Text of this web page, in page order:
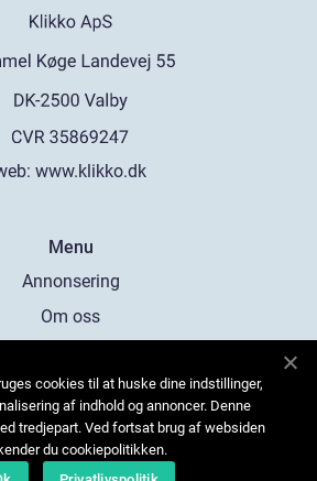
www.klikko.dk
Menu
Annonsering
Om oss
Kontakta oss
Sitemap
cookies til at huske dine indstillinger,
af indhold og annoncer. Denne
tredjepart. Ved fortsat brug af websiden
du cookiepolitikken.